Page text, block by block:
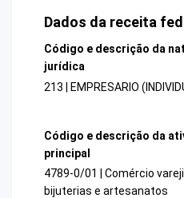
Dados da receita
Código e descrição da
jurídica
213 | EMPRESARIO
Código e descrição da
principal
4789-0/01 | Comércio
bijuterias e artesanatos